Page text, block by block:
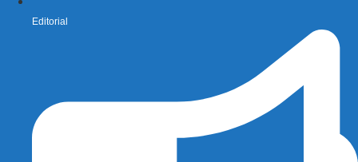
Editorial